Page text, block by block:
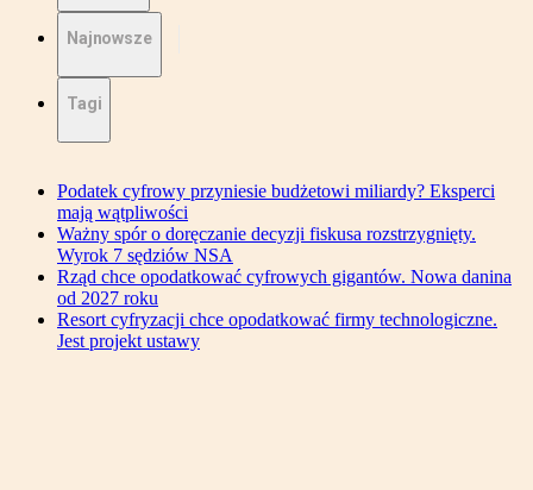
Najnowsze
Tagi
Podatek cyfrowy przyniesie budżetowi miliardy? Eksperci
mają wątpliwości
Ważny spór o doręczanie decyzji fiskusa rozstrzygnięty.
Wyrok 7 sędziów NSA
Rząd chce opodatkować cyfrowych gigantów. Nowa danina
od 2027 roku
Resort cyfryzacji chce opodatkować firmy technologiczne.
Jest projekt ustawy